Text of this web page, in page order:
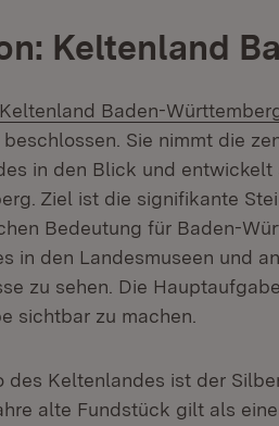
Keltenland
„Keltenland Baden-
Sie nimmt die
in den Blick und
Ziel ist die signifikante
Bedeutung für Baden-
in den Landesmuseen und
zu sehen. Die
sichtbar zu machen.
des Keltenlandes ist der
alte Fundstück gilt als